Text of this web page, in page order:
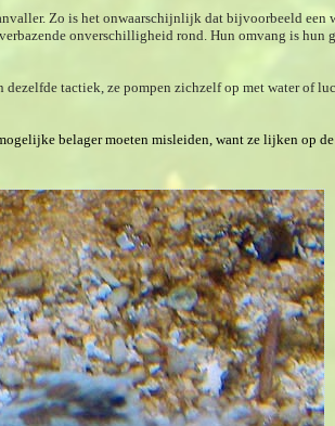
Zo is het onwaarschijnlijk dat bijvoorbeeld een
onverschilligheid rond. Hun omvang is hun
tactiek, ze pompen zichzelf op met water of
belager moeten misleiden, want ze lijken op